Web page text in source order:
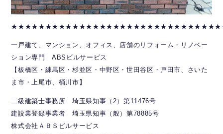
一戸建て、マンション、オフィス、店舗のリフォーム・リノベー
ション専門 ABSビルサービス
【板橋区・練馬区・杉並区・中野区・世田谷区・戸田市、さいた
ま市・上尾市、桶川市】
二級建築士事務所 埼玉県知事（2）第11476号
建設業登録事業者 埼玉県知事（般）第78885号
株式会社ＡＢＳビルサービス